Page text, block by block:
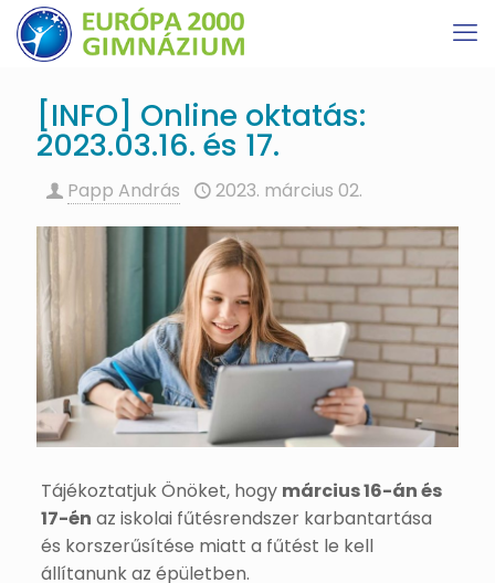
[INFO] Online oktatás:
2023.03.16. és 17.
Papp András 2023. március 02.
Tájékoztatjuk Önöket, hogy március 16-án és
17-én az iskolai fűtésrendszer karbantartása
és korszerűsítése miatt a fűtést le kell
állítanunk az épületben.